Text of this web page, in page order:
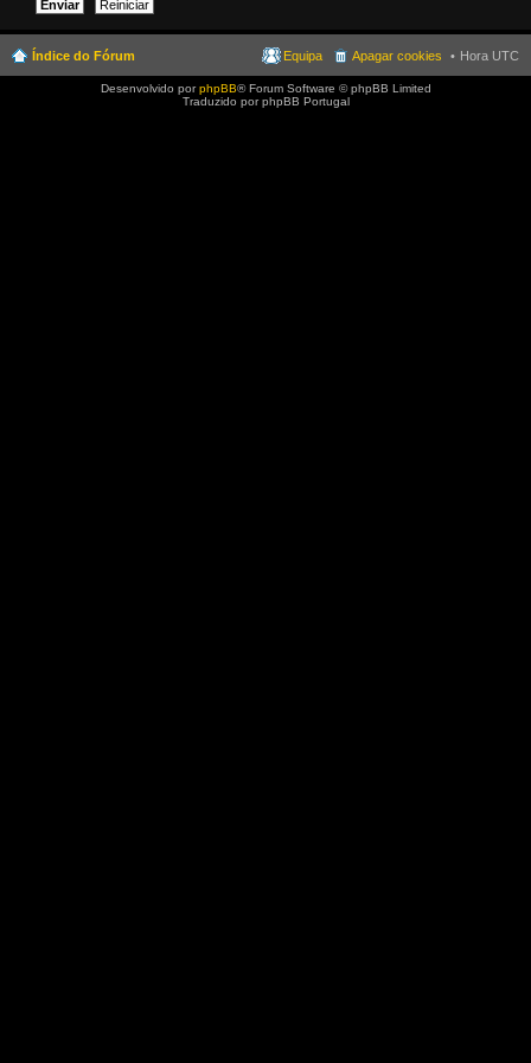
Índice do Fórum Hora UTC
Apagar cookies
Equipa
Desenvolvido porphpBB® Forum Software © phpBB Limited
Traduzido por phpBB Portugal